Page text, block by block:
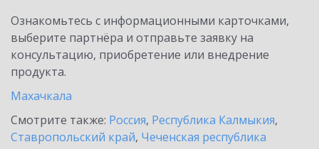
Ознакомьтесь с информационными карточками,
выберите партнёра и отправьте заявку на
консультацию, приобретение или внедрение
продукта.
Махачкала
Смотрите также: Россия, Республика Калмыкия,
Ставропольский край, Чеченская республика